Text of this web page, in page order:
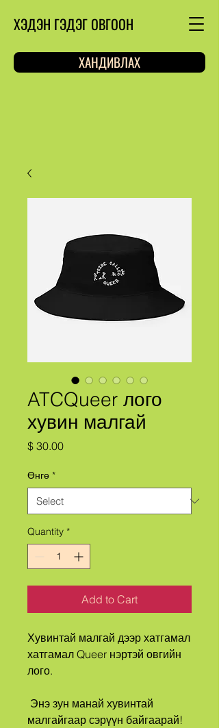
ХЭДЭН ГЭДЭГ ОВГООН
ХАНДИВЛАХ
ATCQueer лого
хувин малгай
$ 30.00Price
Өнгө *
Quantity *
Add to Cart
Хувинтай малгай дээр хатгамал
хатгамал Queer нэртэй овгийн
лого.
малгайгаар сэрүүн байгаарай!